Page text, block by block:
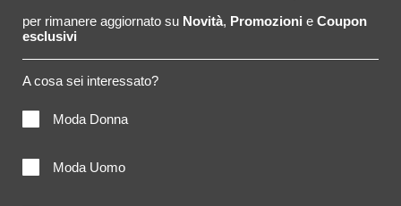
per rimanere aggiornato su Novità, Promozioni e Coupon
esclusivi
A cosa sei interessato?
Moda Donna
Moda Uomo